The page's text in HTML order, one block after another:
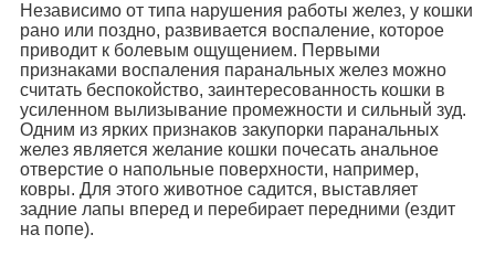
Независимо от типа нарушения работы желез, у кошки
рано или поздно, развивается воспаление, которое
приводит к болевым ощущением. Первыми
признаками воспаления паранальных желез можно
считать беспокойство, заинтересованность кошки в
усиленном вылизывание промежности и сильный зуд.
Одним из ярких признаков закупорки паранальных
желез является желание кошки почесать анальное
отверстие о напольные поверхности, например,
ковры. Для этого животное садится, выставляет
задние лапы вперед и перебирает передними (ездит
на попе).